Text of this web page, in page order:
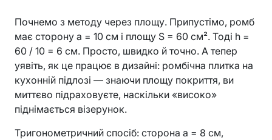
Почнемо з методу через площу. Припустімо, ромб
має сторону a = 10 см і площу S = 60 см². Тоді h =
60 / 10 = 6 см. Просто, швидко й точно. А тепер
уявіть, як це працює в дизайні: ромбічна плитка на
кухонній підлозі — знаючи площу покриття, ви
миттєво підраховуєте, наскільки «високо»
піднімається візерунок.
Тригонометричний спосіб: сторона a = 8 см,